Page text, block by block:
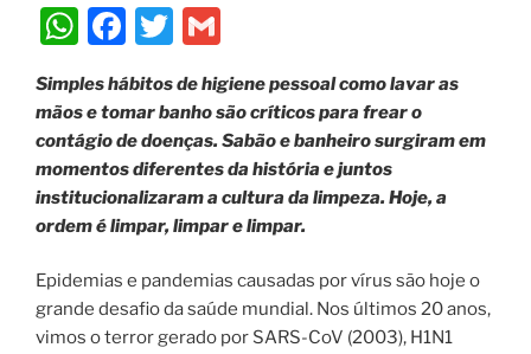
W
at
s
A
p
F
c
e
b
o
k
T
itt
er
ai
l
Simples hábitos de higiene pessoal como lavar as
mãos e tomar banho são críticos para frear o
contágio de doenças. Sabão e banheiro surgiram em
momentos diferentes da história e juntos
institucionalizaram a cultura da limpeza. Hoje, a
ordem é limpar, limpar e limpar.
Epidemias e pandemias causadas por vírus são hoje o
grande desafio da saúde mundial. Nos últimos 20 anos,
vimos o terror gerado por SARS-CoV (2003), H1N1